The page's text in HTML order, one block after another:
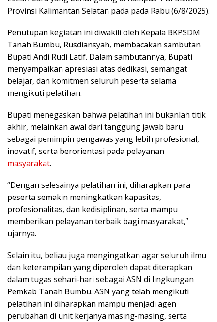
o
k
p
p
Provinsi Kalimantan Selatan pada pada Rabu (6/8/2025).
Penutupan kegiatan ini diwakili oleh Kepala BKPSDM
Tanah Bumbu, Rusdiansyah, membacakan sambutan
Bupati Andi Rudi Latif. Dalam sambutannya, Bupati
menyampaikan apresiasi atas dedikasi, semangat
belajar, dan komitmen seluruh peserta selama
mengikuti pelatihan.
Bupati menegaskan bahwa pelatihan ini bukanlah titik
akhir, melainkan awal dari tanggung jawab baru
sebagai pemimpin pengawas yang lebih profesional,
inovatif, serta berorientasi pada pelayanan
masyarakat.
“Dengan selesainya pelatihan ini, diharapkan para
peserta semakin meningkatkan kapasitas,
profesionalitas, dan kedisiplinan, serta mampu
memberikan pelayanan terbaik bagi masyarakat,”
ujarnya.
Selain itu, beliau juga mengingatkan agar seluruh ilmu
dan keterampilan yang diperoleh dapat diterapkan
dalam tugas sehari-hari sebagai ASN di lingkungan
Pemkab Tanah Bumbu. ASN yang telah mengikuti
pelatihan ini diharapkan mampu menjadi agen
perubahan di unit kerjanya masing-masing, serta